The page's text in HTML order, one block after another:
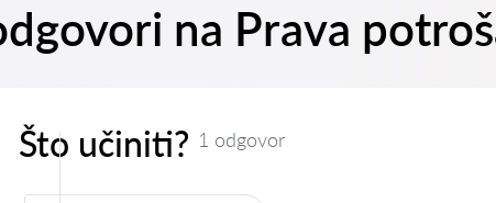
na Prava
Što učiniti? 1 odgovor